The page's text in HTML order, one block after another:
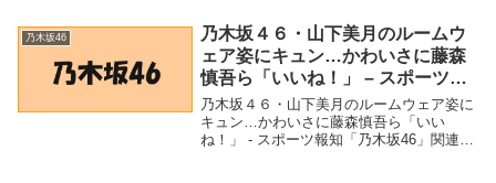
乃木坂46
乃木坂４６・山下美月のルームウ
ェア姿にキュン…かわいさに藤森
慎吾ら「いいね！」 – スポーツ報
知
乃木坂４６・山下美月のルームウェア姿に
キュン…かわいさに藤森慎吾ら「いい
ね！」 - スポーツ報知「乃木坂46」関連商